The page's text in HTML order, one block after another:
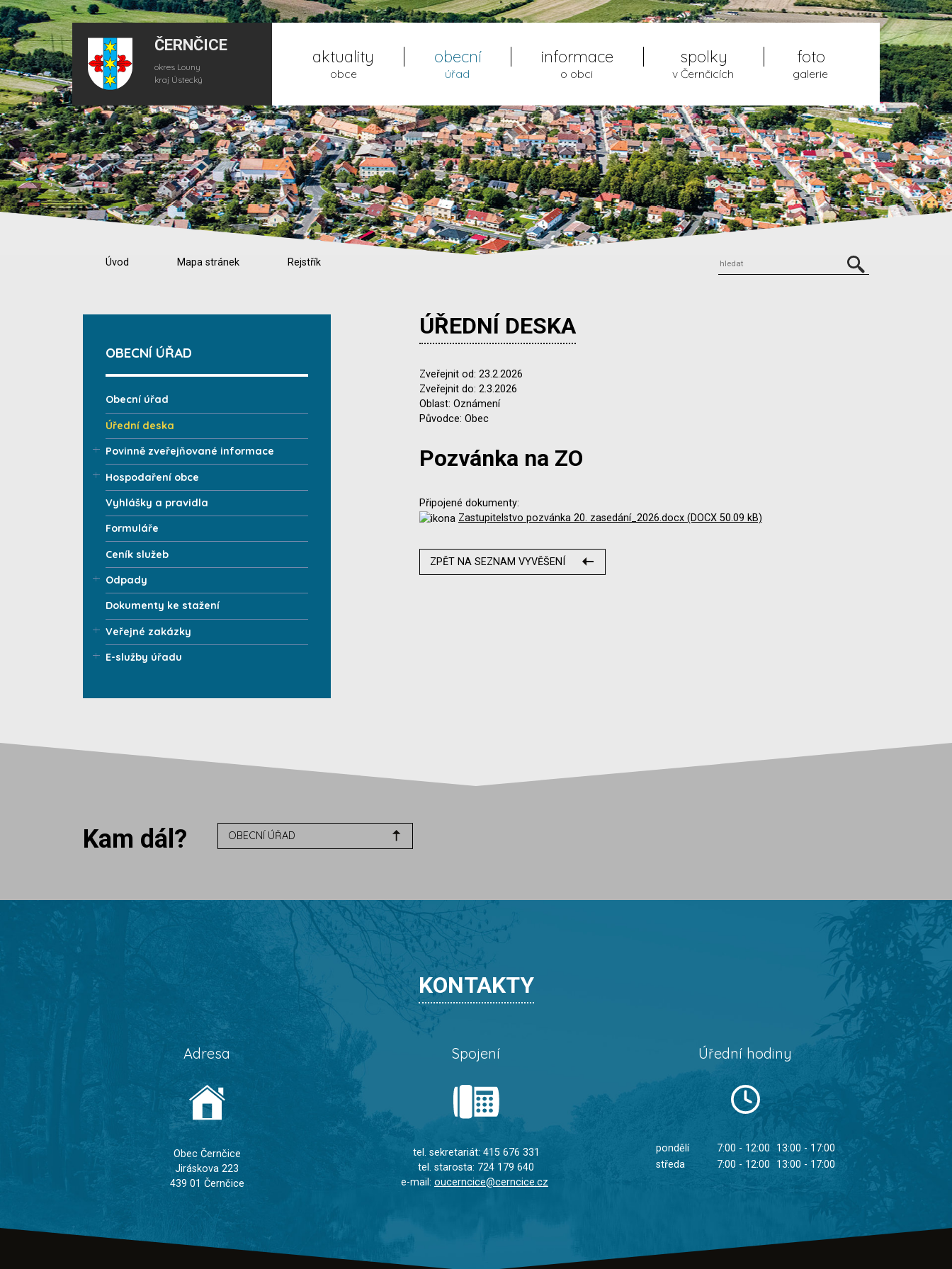
ČERNČICE
okres Louny
kraj Ústecký
aktuality
obce
obecní
úřad
informace
o obci
spolky
v Černčicích
foto
galerie
Úvod Mapa stránek Rejstřík
ÚŘEDNÍ DESKA
Zveřejnit od: 23.2.2026
Zveřejnit do: 2.3.2026
Oblast: Oznámení
Původce: Obec
Pozvánka na ZO
Připojené dokumenty:
Zastupitelstvo pozvánka 20. zasedání_2026.docx (DOCX 50.09 kB)
ZPĚT NA SEZNAM VYVĚŠENÍ
OBECNÍ ÚŘAD
Obecní úřad
Úřední deska
Povinně zveřejňované informace
Hospodaření obce
Vyhlášky a pravidla
Formuláře
Ceník služeb
Odpady
Dokumenty ke stažení
Veřejné zakázky
E-služby úřadu
Kam dál? OBECNÍ ÚŘAD
KONTAKTY
Adresa
Obec Černčice
Jiráskova 223
439 01 Černčice
Spojení
tel. sekretariát: 415 676 331
tel. starosta: 724 179 640
e-mail: oucerncice@cerncice.cz
Úřední hodiny
pondělí 7:00 - 12:00
13:00 - 17:00
středa
7:00 - 12:00 13:00 - 17:00